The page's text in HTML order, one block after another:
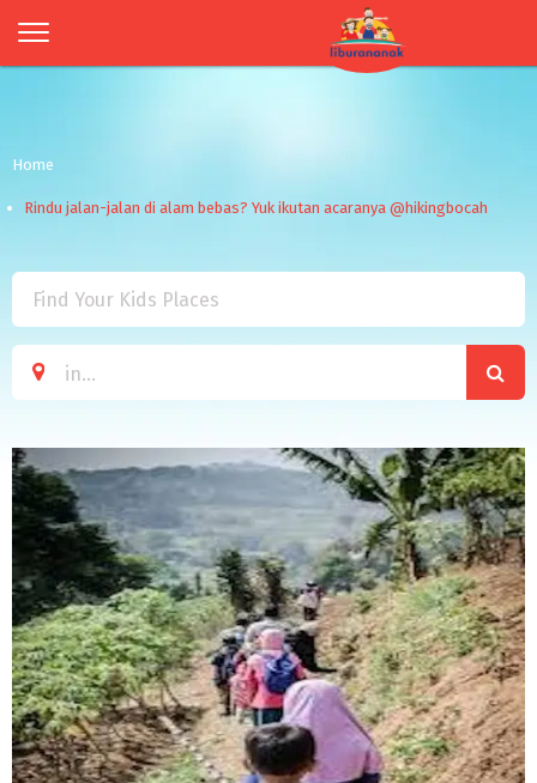
Home
Rindu jalan-jalan di alam bebas? Yuk ikutan acaranya @hikingbocah